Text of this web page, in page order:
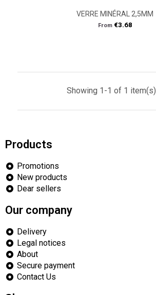
VERRE MINÉRAL 2,5MM
From Price
€3.68
Showing 1-1 of 1 item(s)
Products
Promotions
New products
Dear sellers
Our company
Delivery
Legal notices
About
Secure payment
Contact Us